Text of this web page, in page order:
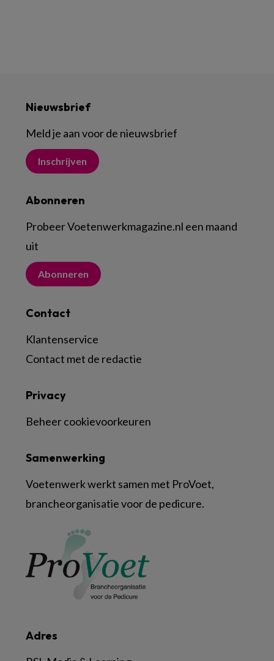
Nieuwsbrief
Meld je aan voor de nieuwsbrief
Inschrijven
Abonneren
Probeer Voetenwerkmagazine.nl een maand
uit
Abonneren
Contact
Klantenservice
Contact met de redactie
Adres
Samenwerking
Voetenwerk werkt samen met ProVoet,
brancheorganisatie voor de pedicure.
Privacy
Beheer cookievoorkeuren